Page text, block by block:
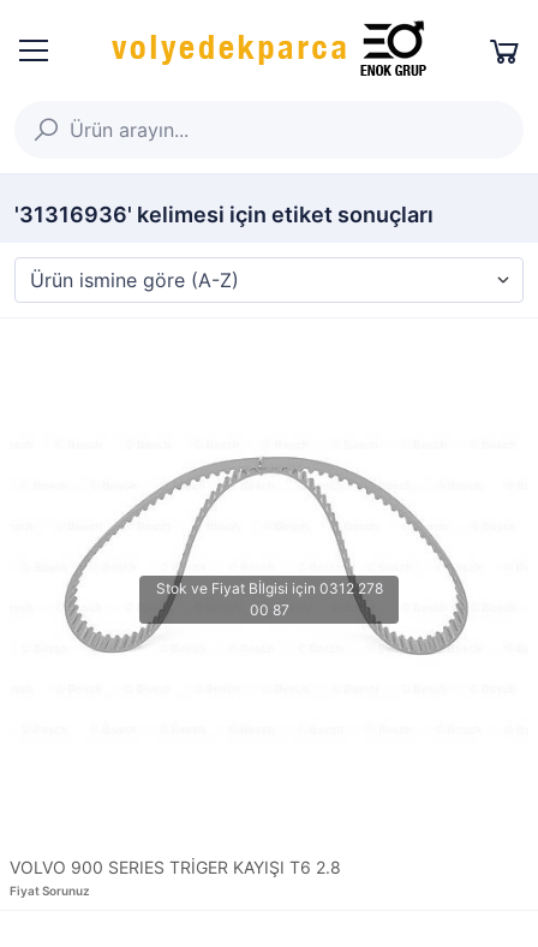
'31316936' kelimesi için etiket sonuçları
VOLVO 900 SERIES TRİGER KAYIŞI T6 2.8
Fiyat Sorunuz